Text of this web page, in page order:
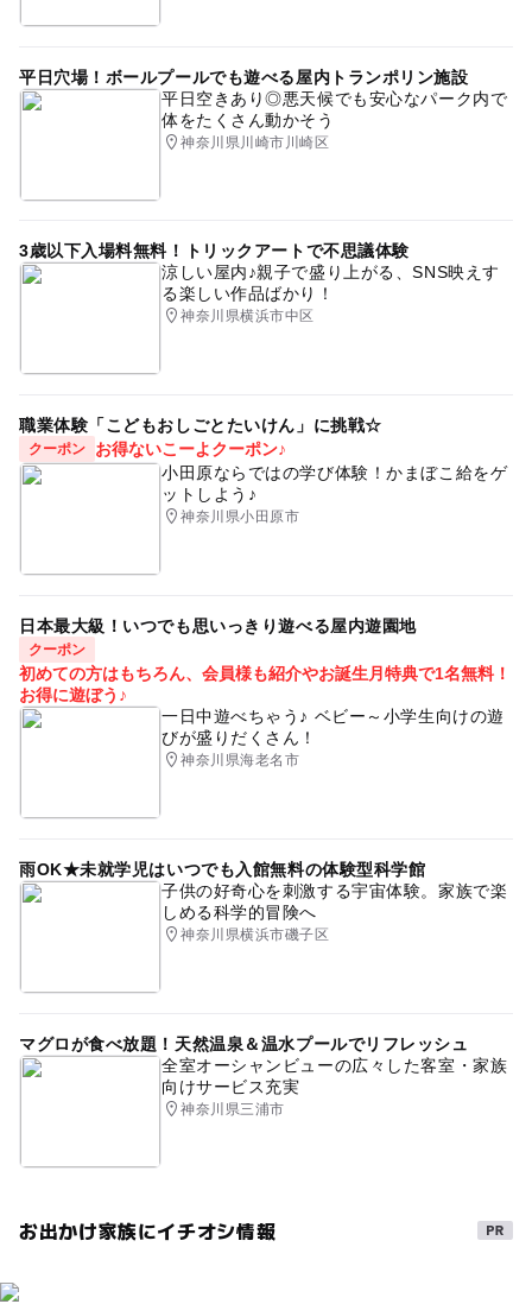
平日穴場！ボールプールでも遊べる屋内トランポリン施設
平日空きあり◎悪天候でも安心なパーク内で
体をたくさん動かそう
神奈川県川崎市川崎区
3歳以下入場料無料！トリックアートで不思議体験
涼しい屋内♪親子で盛り上がる、SNS映えす
る楽しい作品ばかり！
神奈川県横浜市中区
職業体験「こどもおしごとたいけん」に挑戦☆
クーポン
お得ないこーよクーポン♪
小田原ならではの学び体験！かまぼこ給をゲ
ットしよう♪
神奈川県小田原市
日本最大級！いつでも思いっきり遊べる屋内遊園地
クーポン
初めての方はもちろん、会員様も紹介やお誕生月特典で1名無料！
お得に遊ぼう♪
一日中遊べちゃう♪ ベビー～小学生向けの遊
びが盛りだくさん！
神奈川県海老名市
雨OK★未就学児はいつでも入館無料の体験型科学館
子供の好奇心を刺激する宇宙体験。家族で楽
しめる科学的冒険へ
神奈川県横浜市磯子区
マグロが食べ放題！天然温泉＆温水プールでリフレッシュ
全室オーシャンビューの広々した客室・家族
向けサービス充実
神奈川県三浦市
お出かけ家族にイチオシ情報